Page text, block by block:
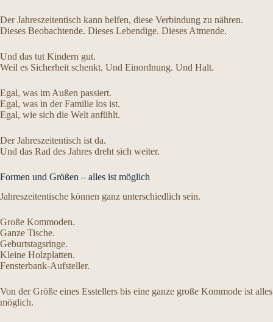
Der Jahreszeitentisch kann helfen, diese Verbindung zu nähren.
Dieses Beobachtende. Dieses Lebendige. Dieses Atmende.
Und das tut Kindern gut.
Weil es Sicherheit schenkt. Und Einordnung. Und Halt.
Egal, was im Außen passiert.
Egal, was in der Familie los ist.
Egal, wie sich die Welt anfühlt.
Der Jahreszeitentisch ist da.
Und das Rad des Jahres dreht sich weiter.
Formen und Größen – alles ist möglich
Jahreszeitentische können ganz unterschiedlich sein.
Große Kommoden.
Ganze Tische.
Geburtstagsringe.
Kleine Holzplatten.
Fensterbank-Aufsteller.
Von der Größe eines Esstellers bis eine ganze große Kommode ist alles
möglich.